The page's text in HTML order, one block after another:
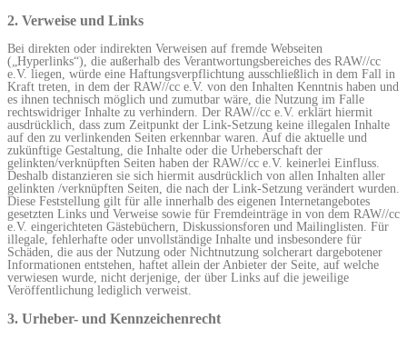
2. Verweise und Links
Bei direkten oder indirekten Verweisen auf fremde Webseiten
(„Hyperlinks“), die außerhalb des Verantwortungsbereiches des RAW//cc
e.V. liegen, würde eine Haftungsverpflichtung ausschließlich in dem Fall in
Kraft treten, in dem der RAW//cc e.V. von den Inhalten Kenntnis haben und
es ihnen technisch möglich und zumutbar wäre, die Nutzung im Falle
rechtswidriger Inhalte zu verhindern. Der RAW//cc e.V. erklärt hiermit
ausdrücklich, dass zum Zeitpunkt der Link-Setzung keine illegalen Inhalte
auf den zu verlinkenden Seiten erkennbar waren. Auf die aktuelle und
zukünftige Gestaltung, die Inhalte oder die Urheberschaft der
gelinkten/verknüpften Seiten haben der RAW//cc e.V. keinerlei Einfluss.
Deshalb distanzieren sie sich hiermit ausdrücklich von allen Inhalten aller
gelinkten /verknüpften Seiten, die nach der Link-Setzung verändert wurden.
Diese Feststellung gilt für alle innerhalb des eigenen Internetangebotes
gesetzten Links und Verweise sowie für Fremdeinträge in von dem RAW//cc
e.V. eingerichteten Gästebüchern, Diskussionsforen und Mailinglisten. Für
illegale, fehlerhafte oder unvollständige Inhalte und insbesondere für
Schäden, die aus der Nutzung oder Nichtnutzung solcherart dargebotener
Informationen entstehen, haftet allein der Anbieter der Seite, auf welche
verwiesen wurde, nicht derjenige, der über Links auf die jeweilige
Veröffentlichung lediglich verweist.
3. Urheber- und Kennzeichenrecht